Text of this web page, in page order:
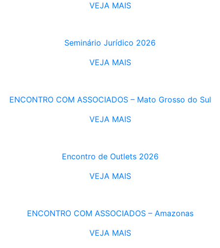
VEJA MAIS
Seminário Jurídico 2026
VEJA MAIS
ENCONTRO COM ASSOCIADOS – Mato Grosso do Sul
VEJA MAIS
Encontro de Outlets 2026
VEJA MAIS
ENCONTRO COM ASSOCIADOS – Amazonas
VEJA MAIS